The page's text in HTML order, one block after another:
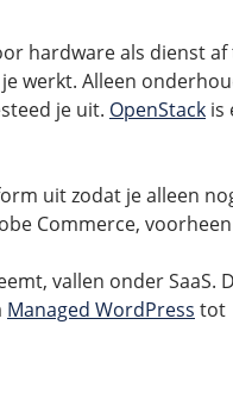
hardware als dienst
werkt. Alleen
je uit. OpenStack is
uit zodat je alleen
Commerce,
vallen onder SaaS.
Managed WordPress tot